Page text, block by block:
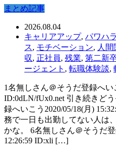
まとめ記事
2026.08.04
キャリアアップ, パワハラ
ス, モチベーション, 人間
収, 正社員, 残業, 第二新
ージェント , 転職体験談,
1名無しさん＠そうだ登録へい
ID:0dLN/fUx0.net 引き続きど
録へいこう2020/05/18(月)
務で一日も出勤してない人は
かな。 6名無しさん＠そうだ
12:26:59 ID:xli […]